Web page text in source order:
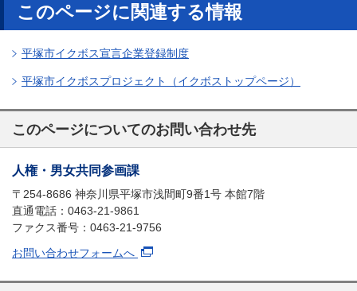
このページに関連する情報
平塚市イクボス宣言企業登録制度
平塚市イクボスプロジェクト（イクボストップページ）
このページについてのお問い合わせ先
人権・男女共同参画課
〒254-8686 神奈川県平塚市浅間町9番1号 本館7階
直通電話：0463-21-9861
ファクス番号：0463-21-9756
お問い合わせフォームへ